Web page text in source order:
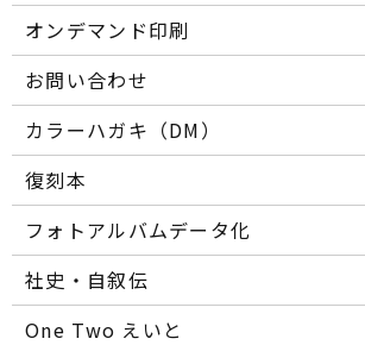
オンデマンド印刷
お問い合わせ
カラーハガキ（DM）
復刻本
フォトアルバムデータ化
社史・自叙伝
One Two えいと